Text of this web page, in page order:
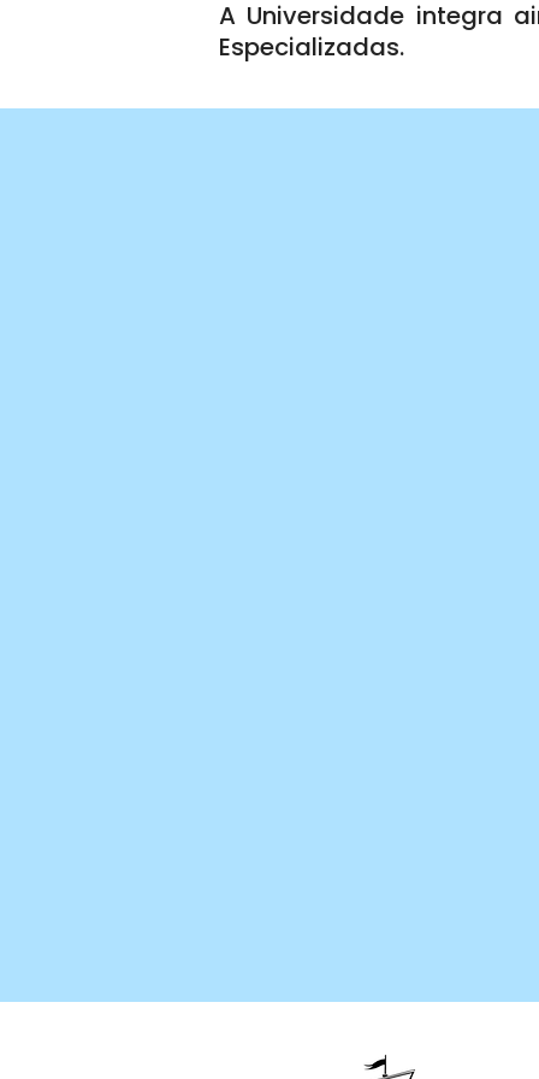
A Universidade integra
Especializadas.